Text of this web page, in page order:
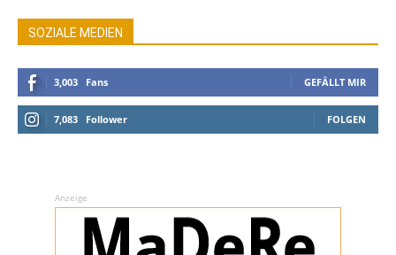
SOZIALE MEDIEN
3,003 Fans GEFÄLLT MIR
7,083 Follower FOLGEN
Anzeige